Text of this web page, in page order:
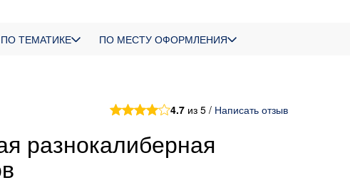
ПО ТЕМАТИКЕ ПО МЕСТУ ОФОРМЛЕНИЯ
4.7 из 5 / Написать отзыв
разнокалиберная